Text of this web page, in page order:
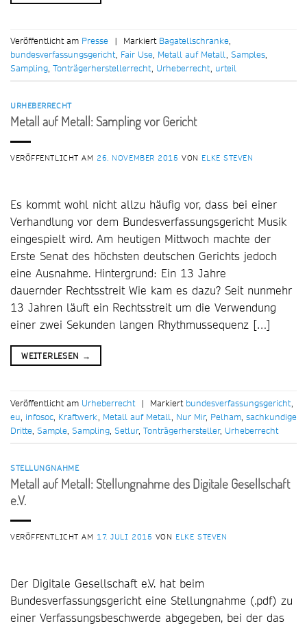
Veröffentlicht am Presse | Markiert Bagatellschranke,
bundesverfassungsgericht, Fair Use, Metall auf Metall, Samples,
Sampling, Tonträgerherstellerrecht, Urheberrecht, urteil
URHEBERRECHT
Metall auf Metall: Sampling vor Gericht
VERÖFFENTLICHT AM 26. NOVEMBER 2015 VON ELKE STEVEN
Es kommt wohl nicht allzu häufig vor, dass bei einer
Verhandlung vor dem Bundesverfassungsgericht Musik
eingespielt wird. Am heutigen Mittwoch machte der
Erste Senat des höchsten deutschen Gerichts jedoch
eine Ausnahme. Hintergrund: Ein 13 Jahre
dauernder Rechtsstreit Wie kam es dazu? Seit nunmehr
13 Jahren läuft ein Rechtsstreit um die Verwendung
einer zwei Sekunden langen Rhythmussequenz […]
WEITERLESEN →
Veröffentlicht am Urheberrecht | Markiert bundesverfassungsgericht,
eu, infosoc, Kraftwerk, Metall auf Metall, Nur Mir, Pelham, sachkundige
Dritte, Sample, Sampling, Setlur, Tonträgerhersteller, Urheberrecht
STELLUNGNAHME
Metall auf Metall: Stellungnahme des Digitale Gesellschaft
e.V.
VERÖFFENTLICHT AM 17. JULI 2015 VON ELKE STEVEN
Der Digitale Gesellschaft e.V. hat beim
Bundesverfassungsgericht eine Stellungnahme (.pdf) zu
einer Verfassungsbeschwerde abgegeben, bei der das